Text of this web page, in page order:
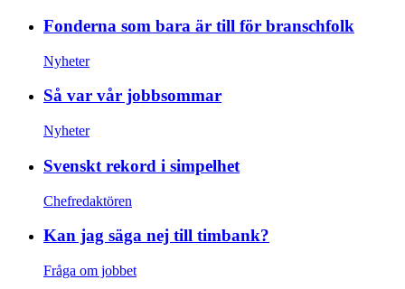
Fonderna som bara är till för branschfolk
Nyheter
Så var vår jobbsommar
Nyheter
Svenskt rekord i simpelhet
Chefredaktören
Kan jag säga nej till timbank?
Fråga om jobbet